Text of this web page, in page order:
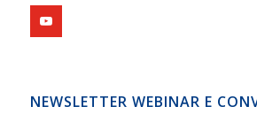
NEWSLETTER WEBINAR E